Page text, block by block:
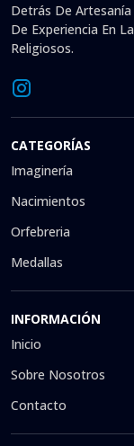
Detrás De
De Experiencia En
Religiosos.
CATEGORÍAS
Imaginería
Nacimientos
Orfebreria
Medallas
INFORMACIÓN
Inicio
Sobre Nosotros
Contacto